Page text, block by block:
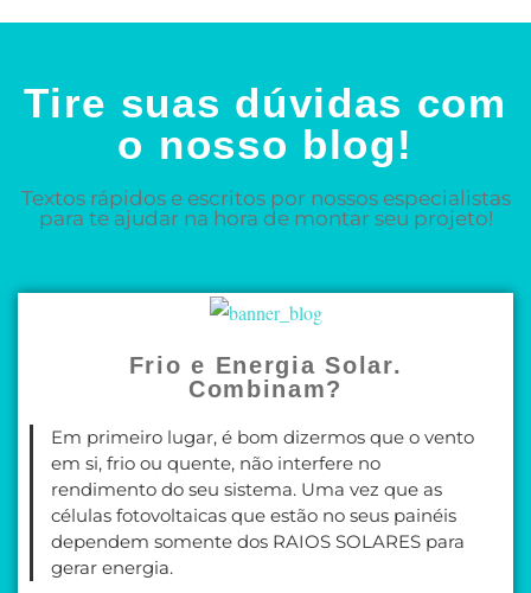
Tire suas dúvidas com
o nosso blog!
Textos rápidos e escritos por nossos especialistas
para te ajudar na hora de montar seu projeto!
Frio e Energia Solar.
Combinam?
Em primeiro lugar, é bom dizermos que o vento
em si, frio ou quente, não interfere no
rendimento do seu sistema. Uma vez que as
células fotovoltaicas que estão no seus painéis
dependem somente dos RAIOS SOLARES para
gerar energia.